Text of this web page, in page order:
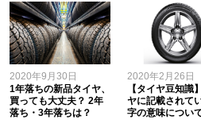
2020年9月30日
1年落ちの新品タイヤ、
買っても大丈夫？ 2年
落ち・3年落ちは？
2020年2月26日
【タイヤ豆知識
ヤに記載されて
字の意味につい